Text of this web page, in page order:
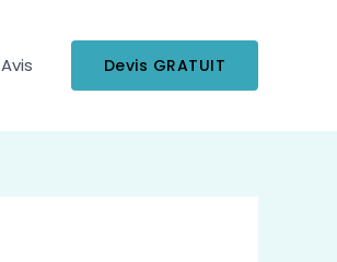
Avis Devis GRATUIT